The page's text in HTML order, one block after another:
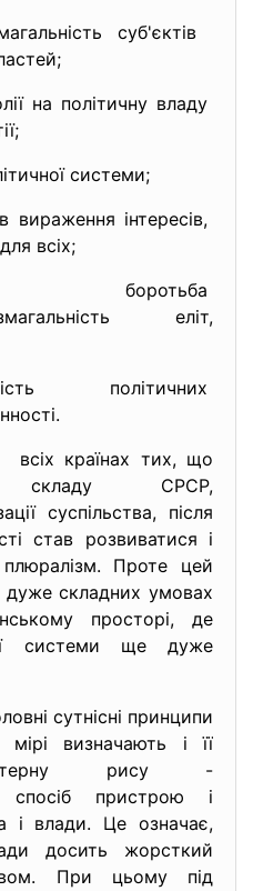
суб'єктів
на політичну владу
системи;
вираження інтересів,
всіх;
еліт,
політичних
всіх країнах тих, що
СРСР,
суспільства, після
став розвиватися і
Проте цей
дуже складних умовах
просторі, де
системи ще дуже
сутнісні принципи
мірі визначають і її
рису -
спосіб пристрою і
і влади. Це означає,
досить жорсткий
При цьому під